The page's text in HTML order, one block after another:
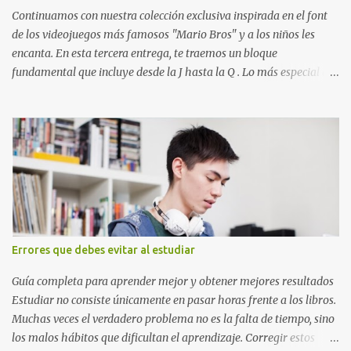
que define a toda la colección. Primera parte del juego de letras
in...
Continuamos con nuestra colección exclusiva inspirada en el font
de los videojuegos más famosos "Mario Bros" y a los niños les
encanta. En esta tercera entrega, te traemos un bloque
fundamental que incluye desde la J hasta la Q . Lo más especial de
desde la J hasta la Q ¿Qué incluye este bloque de letras? En esta
sección de evecrea.com , encontrarás imágenes individuales en alta
resolución de las siguientes letras: Letras vibrantes : La J y la M en
el clásico rojo de la gorra de Mario. Tonos azules : La K y la Ñ , que
destacan por su diseño limpio y audaz. Colores secundarios : La L y
la Q en amarillo brillante, junto con la N y la P en un verde
inspirado en los niveles de los juegos. Formas icónicas : No te
pierdas la letra O , diseñada con ese estilo geométrico tan carac...
Errores que debes evitar al estudiar
Guía completa para aprender mejor y obtener mejores resultados
Estudiar no consiste únicamente en pasar horas frente a los libros.
Muchas veces el verdadero problema no es la falta de tiempo, sino
los malos hábitos que dificultan el aprendizaje. Corregir estos